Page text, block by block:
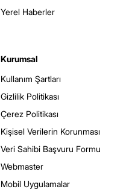
Yerel Haberler
Kurumsal
Kullanım Şartları
Gizlilik Politikası
Çerez Politikası
Kişisel Verilerin Korunması
Veri Sahibi Başvuru Formu
Webmaster
Mobil Uygulamalar